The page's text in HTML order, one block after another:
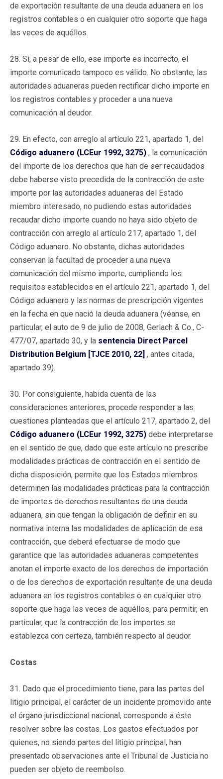
de exportación resultante de una deuda aduanera en los
registros contables o en cualquier otro soporte que haga
las veces de aquéllos.
28. Si, a pesar de ello, ese importe es incorrecto, el
importe comunicado tampoco es válido. No obstante, las
autoridades aduaneras pueden rectificar dicho importe en
los registros contables y proceder a una nueva
comunicación al deudor.
29. En efecto, con arreglo al artículo 221, apartado 1, del
Código aduanero (LCEur 1992, 3275) , la comunicación
del importe de los derechos que han de ser recaudados
debe haberse visto precedida de la contracción de este
importe por las autoridades aduaneras del Estado
miembro interesado, no pudiendo estas autoridades
recaudar dicho importe cuando no haya sido objeto de
contracción con arreglo al artículo 217, apartado 1, del
Código aduanero. No obstante, dichas autoridades
conservan la facultad de proceder a una nueva
comunicación del mismo importe, cumpliendo los
requisitos establecidos en el artículo 221, apartado 1, del
Código aduanero y las normas de prescripción vigentes
en la fecha en que nació la deuda aduanera (véanse, en
particular, el auto de 9 de julio de 2008, Gerlach & Co., C-
477/07, apartado 30, y la sentencia Direct Parcel
Distribution Belgium [TJCE 2010, 22] , antes citada,
apartado 39).
30. Por consiguiente, habida cuenta de las
consideraciones anteriores, procede responder a las
cuestiones planteadas que el artículo 217, apartado 2, del
Código aduanero (LCEur 1992, 3275) debe interpretarse
en el sentido de que, dado que este artículo no prescribe
modalidades prácticas de contracción en el sentido de
dicha disposición, permite que los Estados miembros
determinen las modalidades prácticas para la contracción
de importes de derechos resultantes de una deuda
aduanera, sin que tengan la obligación de definir en su
normativa interna las modalidades de aplicación de esa
contracción, que deberá efectuarse de modo que
garantice que las autoridades aduaneras competentes
anotan el importe exacto de los derechos de importación
o de los derechos de exportación resultante de una deuda
aduanera en los registros contables o en cualquier otro
soporte que haga las veces de aquéllos, para permitir, en
particular, que la contracción de los importes se
establezca con certeza, también respecto al deudor.
Costas
31. Dado que el procedimiento tiene, para las partes del
litigio principal, el carácter de un incidente promovido ante
el órgano jurisdiccional nacional, corresponde a éste
resolver sobre las costas. Los gastos efectuados por
quienes, no siendo partes del litigio principal, han
presentado observaciones ante el Tribunal de Justicia no
pueden ser objeto de reembolso.